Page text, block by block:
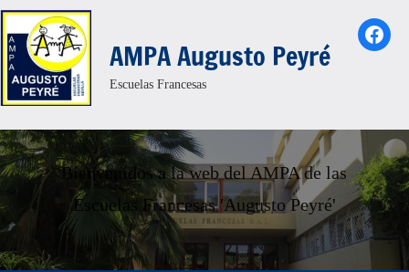
Saltar
al
contenido
AMPA Augusto Peyré
Escuelas Francesas
Bienvenidos a la web del AMPA de las
Escuelas Francesas 'Augusto Peyré'